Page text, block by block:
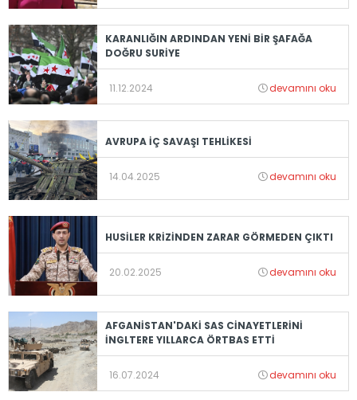
KARANLIĞIN ARDINDAN YENİ BİR ŞAFAĞA
DOĞRU SURİYE
11.12.2024 devamını oku
AVRUPA İÇ SAVAŞI TEHLİKESİ
14.04.2025 devamını oku
HUSİLER KRİZİNDEN ZARAR GÖRMEDEN ÇIKTI
20.02.2025 devamını oku
AFGANİSTAN'DAKİ SAS CİNAYETLERİNİ
İNGLTERE YILLARCA ÖRTBAS ETTİ
16.07.2024 devamını oku